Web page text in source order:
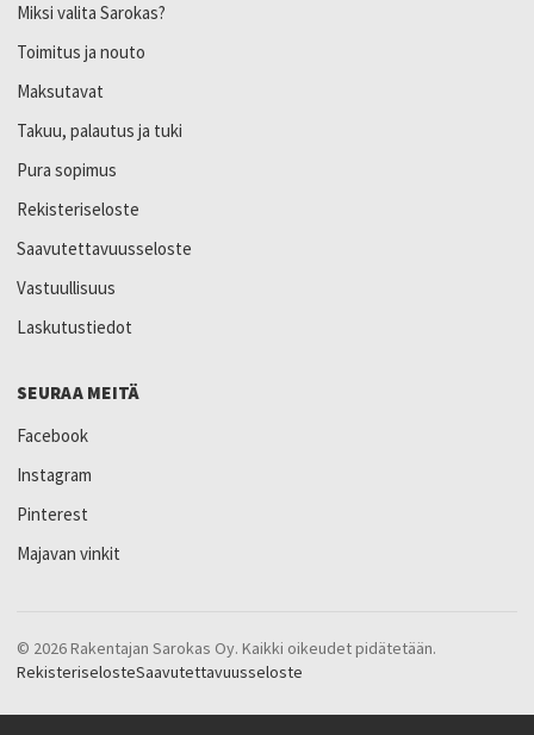
Miksi valita Sarokas?
Toimitus ja nouto
Maksutavat
Takuu, palautus ja tuki
Pura sopimus
Rekisteriseloste
Saavutettavuusseloste
Vastuullisuus
Laskutustiedot
SEURAA MEITÄ
Facebook
Instagram
Pinterest
Majavan vinkit
© 2026 Rakentajan Sarokas Oy. Kaikki oikeudet pidätetään.
RekisteriselosteSaavutettavuusseloste